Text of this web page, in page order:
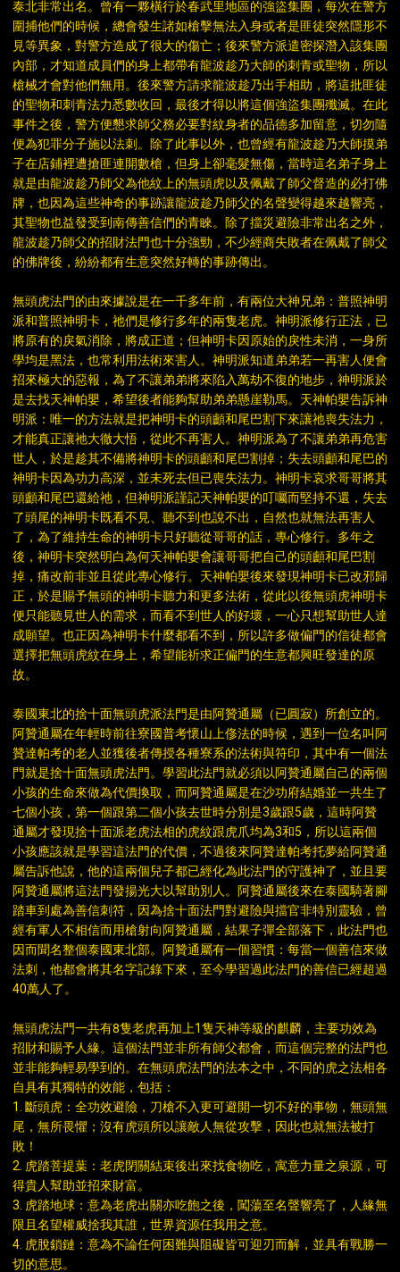
泰北非常出名。曾有一夥橫行於春武里地區的強盜集團，每次在警方
圍捕他們的時候，總會發生諸如槍擊無法入身或者是匪徒突然隱形不
見等異象，對警方造成了很大的傷亡；後來警方派遣密探潛入該集團
內部，才知道成員們的身上都帶有龍波趁乃大師的刺青或聖物，所以
槍械才會對他們無用。後來警方請求龍波趁乃出手相助，將這批匪徒
的聖物和刺青法力悉數收回，最後才得以將這個強盜集團殲滅。在此
事件之後，警方便懇求師父務必要對紋身者的品德多加留意，切勿隨
便為犯罪分子施以法刺。除了此事以外，也曾經有龍波趁乃大師摸弟
子在店鋪裡遭搶匪連開數槍，但身上卻毫髮無傷，當時這名弟子身上
就是由龍波趁乃師父為他紋上的無頭虎以及佩戴了師父督造的必打佛
牌，也因為這些神奇的事跡讓龍波趁乃師父的名聲變得越來越響亮，
其聖物也益發受到南傳善信們的青睞。除了擋災避險非常出名之外，
龍波趁乃師父的招財法門也十分強勁，不少經商失敗者在佩戴了師父
的佛牌後，紛紛都有生意突然好轉的事跡傳出。
無頭虎法門的由來據說是在一千多年前，有兩位大神兄弟：普照神明
派和普照神明卡，祂們是修行多年的兩隻老虎。神明派修行正法，已
將原有的戾氣消除，將成正道；但神明卡因原始的戾性未消，一身所
學均是黑法，也常利用法術來害人。神明派知道弟弟若一再害人便會
招來極大的惡報，為了不讓弟弟將來陷入萬劫不復的地步，神明派於
是去找天神帕嬰，希望後者能夠幫助弟弟懸崖勒馬。天神帕嬰告訴神
明派：唯一的方法就是把神明卡的頭顱和尾巴割下來讓祂喪失法力，
才能真正讓祂大徹大悟，從此不再害人。神明派為了不讓弟弟再危害
世人，於是趁其不備將神明卡的頭顱和尾巴割掉；失去頭顱和尾巴的
神明卡因為功力高深，並未死去但已喪失法力。神明卡哀求哥哥將其
頭顱和尾巴還給祂，但神明派謹記天神帕嬰的叮囑而堅持不還，失去
了頭尾的神明卡既看不見、聽不到也說不出，自然也就無法再害人
了，為了維持生命的神明卡只好聽從哥哥的話，專心修行。多年之
後，神明卡突然明白為何天神帕嬰會讓哥哥把自己的頭顱和尾巴割
掉，痛改前非並且從此專心修行。天神帕嬰後來發現神明卡已改邪歸
正，於是賜予無頭的神明卡聽力和更多法術，從此以後無頭虎神明卡
便只能聽見世人的需求，而看不到世人的好壞，一心只想幫助世人達
成願望。也正因為神明卡什麼都看不到，所以許多做偏門的信徒都會
選擇把無頭虎紋在身上，希望能祈求正偏門的生意都興旺發達的原
故。
泰國東北的捨十面無頭虎派法門是由阿贊通屬（已圓寂）所創立的。
阿贊通屬在年輕時前往寮國普考懷山上俢法的時候，遇到一位名叫阿
贊達帕考的老人並獲後者傳授各種寮系的法術與符印，其中有一個法
門就是捨十面無頭虎法門。學習此法門就必須以阿贊通屬自己的兩個
小孩的生命來做為代價換取，而阿贊通屬是在沙功府結婚並一共生了
七個小孩，第一個跟第二個小孩去世時分別是3歲跟5歲，這時阿贊
通屬才發現捨十面派老虎法相的虎紋跟虎爪均為3和5，所以這兩個
小孩應該就是學習這法門的代價，不過後來阿贊達帕考托夢給阿贊通
屬告訴他說，他的這兩個兒子都已經化為此法門的守護神了，並且要
阿贊通屬將這法門發揚光大以幫助別人。阿贊通屬後來在泰國騎著腳
踏車到處為善信刺符，因為捨十面法門對避險與擋官非特別靈驗，曾
經有軍人不相信而用槍射向阿贊通屬，結果子彈全部落下，此法門也
因而聞名整個泰國東北部。阿贊通屬有一個習慣：每當一個善信來做
法刺，他都會將其名字記錄下來，至今學習過此法門的善信已經超過
40萬人了。
無頭虎法門一共有8隻老虎再加上1隻天神等級的麒麟，主要功效為
招財和賜予人緣。這個法門並非所有師父都會，而這個完整的法門也
並非能夠輕易學到的。在無頭虎法門的法本之中，不同的虎之法相各
自具有其獨特的效能，包括：
1. 斷頭虎：全功效避險，刀槍不入更可避開一切不好的事物，無頭無
尾，無所畏懼；沒有虎頭所以讓敵人無從攻擊，因此也就無法被打
敗！
2. 虎踏菩提葉：老虎閉關結束後出來找食物吃，寓意力量之泉源，可
得貴人幫助並招來財富。
3. 虎踏地球：意為老虎出關亦吃飽之後，闖蕩至名聲響亮了，人緣無
限且名望權威捨我其誰，世界資源任我用之意。
4. 虎脫鎖鏈：意為不論任何困難與阻礙皆可迎刃而解，並具有戰勝一
切的意思。